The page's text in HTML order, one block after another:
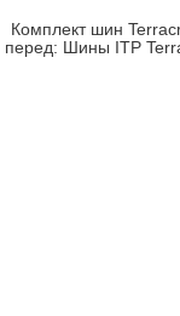
Комплект шин
перед: Шины ITP